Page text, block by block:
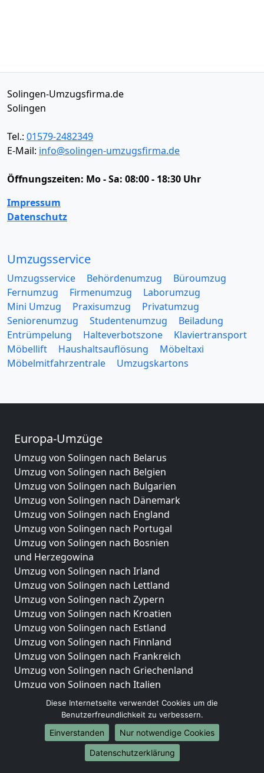
Solingen-Umzugsfirma.de
Solingen
Tel.: 01579-2482349
E-Mail: info@solingen-umzugsfirma.de
Öffnungszeiten: Mo - Sa: 08:00 - 18:30 Uhr
Impressum
Datenschutz
Umzugsservice
Umzugsservice Behördenumzug
Büroumzug
Fernumzug
Firmenumzug
Laborumzug
Mini Umzug
Praxisumzug
Privatumzug
Seniorenumzug
Studentenumzug
Beiladung
Entrümpelung
Halteverbotszone
Klaviertransport
Möbellift
Haushaltsauflösung
Möbeltaxi
Möbelmitfahrzentrale
Umzugskartons
Europa-Umzüge
Umzug von Solingen nach Belarus
Umzug von Solingen nach Belgien
Umzug von Solingen nach Bulgarien
Umzug von Solingen nach Dänemark
Umzug von Solingen nach England
Umzug von Solingen nach Portugal
Umzug von Solingen nach Bosnien
und Herzegowina
Umzug von Solingen nach Irland
Umzug von Solingen nach Lettland
Umzug von Solingen nach Zypern
Umzug von Solingen nach Kroatien
Umzug von Solingen nach Estland
Umzug von Solingen nach Finnland
Umzug von Solingen nach Frankreich
Umzug von Solingen nach Griechenland
Umzug von Solingen nach Italien
Umzug von Solingen nach Liechtenstein
Umzug von Solingen nach Luxemburg
Umzug von Solingen nach Niederlande
Umzug von Solingen nach Norwegen
Umzüge-Deutschlandweit
Diese Internetseite verwendet Cookies um die
Benutzerfreundlichkeit zu verbessern.
Einverstanden
Nur notwendige Cookies
Datenschutzerklärung